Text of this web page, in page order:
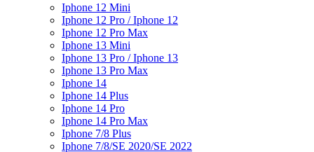
Iphone 12 Mini
Iphone 12 Pro / Iphone 12
Iphone 12 Pro Max
Iphone 13 Mini
Iphone 13 Pro / Iphone 13
Iphone 13 Pro Max
Iphone 14
Iphone 14 Plus
Iphone 14 Pro
Iphone 14 Pro Max
Iphone 7/8 Plus
Iphone 7/8/SE 2020/SE 2022